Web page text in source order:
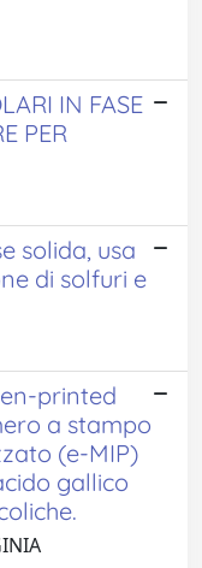
IN FASE
PER
solida, usa
di solfuri e
printed
a stampo
(e-MIP)
gallico